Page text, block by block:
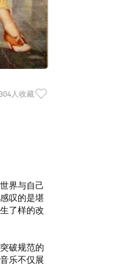
304人收藏
界与自己
叹的是堪
了样的改
破规范的
乐不仅展